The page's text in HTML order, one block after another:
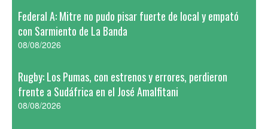
Federal A: Mitre no pudo pisar fuerte de local y empató
con Sarmiento de La Banda
08/08/2026
Rugby: Los Pumas, con estrenos y errores, perdieron
frente a Sudáfrica en el José Amalfitani
08/08/2026